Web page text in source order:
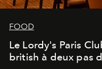
FOOD
Le Lordy's Paris
british à deux pas